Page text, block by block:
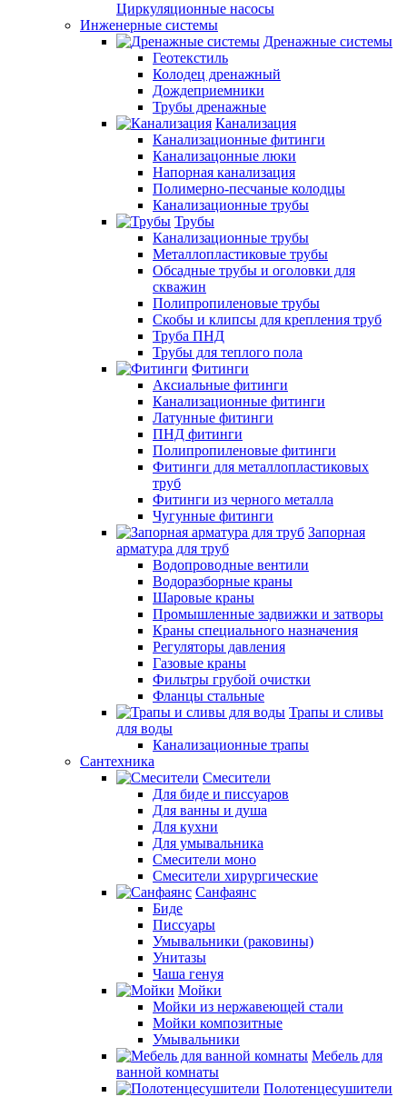
Циркуляционные насосы
Инженерные системы
Дренажные системы
Геотекстиль
Колодец дренажный
Дождеприемники
Трубы дренажные
Канализация
Канализационные фитинги
Канализацонные люки
Напорная канализация
Полимерно-песчаные колодцы
Канализационные трубы
Трубы
Канализационные трубы
Металлопластиковые трубы
Обсадные трубы и оголовки для
скважин
Полипропиленовые трубы
Скобы и клипсы для крепления труб
Труба ПНД
Трубы для теплого пола
Фитинги
Аксиальные фитинги
Канализационные фитинги
Латунные фитинги
ПНД фитинги
Полипропиленовые фитинги
Фитинги для металлопластиковых
труб
Фитинги из черного металла
Чугунные фитинги
Запорная
арматура для труб
Водопроводные вентили
Водоразборные краны
Шаровые краны
Промышленные задвижки и затворы
Краны специального назначения
Регуляторы давления
Газовые краны
Фильтры грубой очистки
Фланцы стальные
Трапы и сливы
для воды
Канализационные трапы
Сантехника
Смесители
Для биде и писсуаров
Для ванны и душа
Для кухни
Для умывальника
Смесители моно
Смесители хирургические
Санфаянс
Биде
Писсуары
Умывальники (раковины)
Унитазы
Чаша генуя
Мойки
Мойки из нержавеющей стали
Мойки композитные
Умывальники
Мебель для
ванной комнаты
Полотенцесушители